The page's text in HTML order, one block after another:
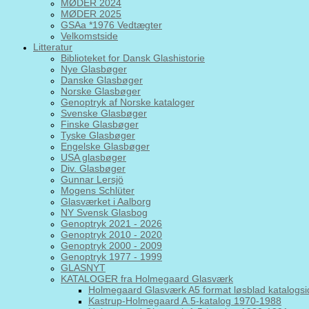
MØDER 2024
MØDER 2025
GSAa *1976 Vedtægter
Velkomstside
Litteratur
Biblioteket for Dansk Glashistorie
Nye Glasbøger
Danske Glasbøger
Norske Glasbøger
Genoptryk af Norske kataloger
Svenske Glasbøger
Finske Glasbøger
Tyske Glasbøger
Engelske Glasbøger
USA glasbøger
Div. Glasbøger
Gunnar Lersjö
Mogens Schlüter
Glasværket i Aalborg
NY Svensk Glasbog
Genoptryk 2021 - 2026
Genoptryk 2010 - 2020
Genoptryk 2000 - 2009
Genoptryk 1977 - 1999
GLASNYT
KATALOGER fra Holmegaard Glasværk
Holmegaard Glasværk A5 format løsblad
Kastrup-Holmegaard A.5-katalog 1970-1988